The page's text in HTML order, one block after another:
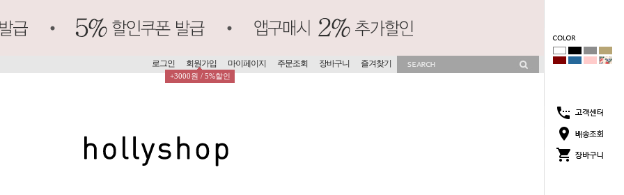
로그인 회원가입
+3000원 / 5%할인
마이페이지 주문조회 장바구니 즐겨찾기